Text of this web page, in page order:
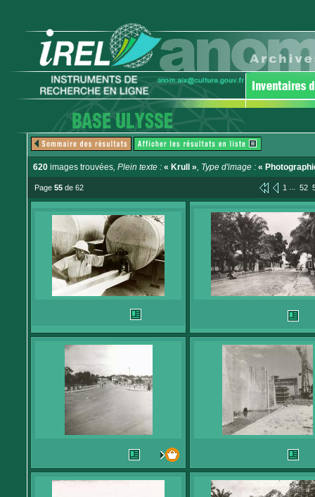
620 images trouvées, Plein texte : « Krull », Type d'image : «
Page 55 de 62 1 ... 52